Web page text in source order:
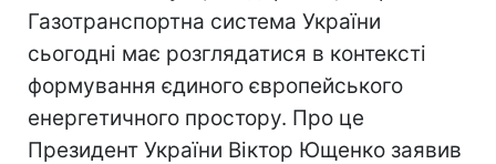
Газотранспортна система України
сьогодні має розглядатися в контексті
формування єдиного європейського
енергетичного простору. Про це
Президент України Віктор Ющенко заявив